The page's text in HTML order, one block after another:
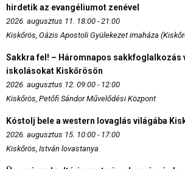
hirdetik az evangéliumot zenével
2026. augusztus 11. 18:00 - 21:00
Kiskőrös, Oázis Apostoli Gyülekezet imaháza
Sakkra fel! – Háromnapos sakkfoglalkozás
iskolásokat Kiskőrösön
2026. augusztus 12. 09:00 - 12:00
Kiskőrös, Petőfi Sándor Művelődési Központ
Kóstolj bele a western lovaglás világába
2026. augusztus 15. 10:00 - 17:00
Kiskőrös, István lovastanya